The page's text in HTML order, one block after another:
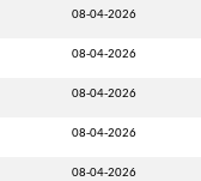
08-04-2026
08-04-2026
08-04-2026
08-04-2026
08-04-2026